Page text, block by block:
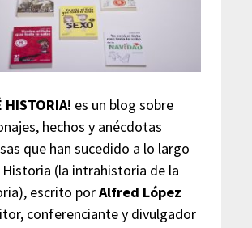
HISTORIA! es un blog sobre
hechos y anécdotas
que han sucedido a lo largo
Historia (la intrahistoria de la
escrito porAlfred López
conferenciante y divulgador